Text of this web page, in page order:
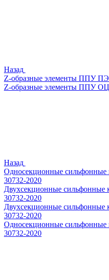
Назад
Z-образные элементы ППУ
Z-образные элементы ППУ
Назад
Односекционные
30732-2020
Двухсекционные
30732-2020
Двухсекционные
30732-2020
Односекционные
30732-2020